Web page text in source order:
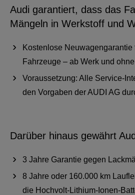
Audi garantiert, dass das
Mängeln in Werkstoff und
Kostenlose Neuwagengarantie
Fahrzeuge – ab Werk und
Voraussetzung: Alle Service-
den Vorgaben der AUDI AG
Darüber hinaus gewährt
3 Jahre Garantie gegen
8 Jahre oder 160.000 km
die Hochvolt-Lithium-Ionen-